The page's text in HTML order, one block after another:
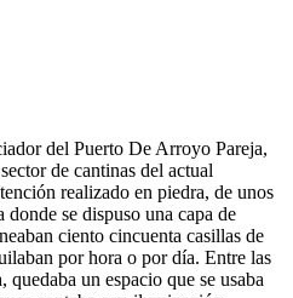
del Puerto De Arroyo Pareja,
de cantinas del actual
realizado en piedra, de unos
se dispuso una capa de
ciento cincuenta casillas de
por hora o por día. Entre las
un espacio que se usaba